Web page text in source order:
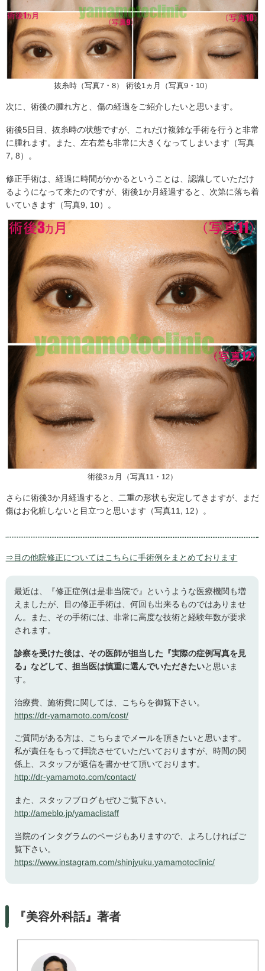
抜糸時（写真7・8） 術後1ヵ月（写真9・10）
次に、術後の腫れ方と、傷の経過をご紹介したいと思います。
術後5日目、抜糸時の状態ですが、これだけ複雑な手術を行うと非常
に腫れます。また、左右差も非常に大きくなってしまいます（写真
7, 8）。
修正手術は、経過に時間がかかるということは、認識していただけ
るようになって来たのですが、術後1か月経過すると、次第に落ち着
いていきます（写真9, 10）。
術後3ヵ月（写真11・12）
さらに術後3か月経過すると、二重の形状も安定してきますが、まだ
傷はお化粧しないと目立つと思います（写真11, 12）。
⇒目の他院修正についてはこちらに手術例をまとめております
最近は、『修正症例は是非当院で』というような医療機関も増
えましたが、目の修正手術は、何回も出来るものではありませ
ん。また、その手術には、非常に高度な技術と経験年数が要求
されます。
診察を受けた後は、その医師が担当した『実際の症例写真を見
る』などして、担当医は慎重に選んでいただきたいと思いま
す。
治療費、施術費に関しては、こちらを御覧下さい。
https://dr-yamamoto.com/cost/
ご質問がある方は、こちらまでメールを頂きたいと思います。
私が責任をもって拝読させていただいておりますが、時間の関
係上、スタッフが返信を書かせて頂いております。
http://dr-yamamoto.com/contact/
また、スタッフブログもぜひご覧下さい。
http://ameblo.jp/yamaclistaff
当院のインタグラムのページもありますので、よろしければご
覧下さい。
https://www.instagram.com/shinjyuku.yamamotoclinic/
『美容外科話』著者